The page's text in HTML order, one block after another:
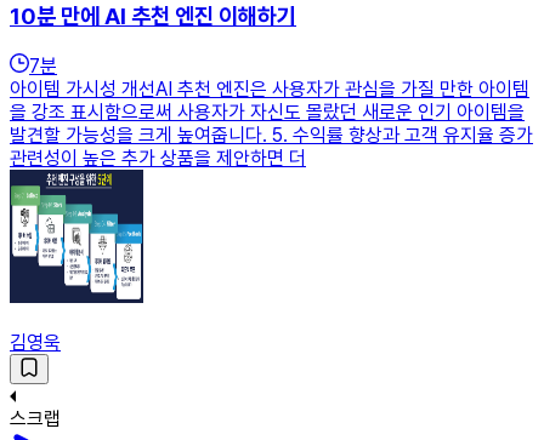
10분 만에 AI 추천 엔진 이해하기
7분
아이템 가시성 개선AI 추천 엔진은 사용자가 관심을 가질 만한 아이템
을 강조 표시함으로써 사용자가 자신도 몰랐던 새로운 인기 아이템을
발견할 가능성을 크게 높여줍니다. 5. 수익률 향상과 고객 유지율 증가
관련성이 높은 추가 상품을 제안하면 더
김영욱
스크랩